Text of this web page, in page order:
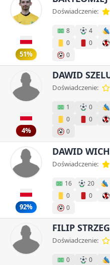
51%
Doświadczenie:
8 4
0
0
0
4%
DAWID
Doświadczenie:
1 0
0
0
0
92%
DAWID
Doświadczenie:
16 20
0
0
0
FILIP
Doświadczenie:
0 0